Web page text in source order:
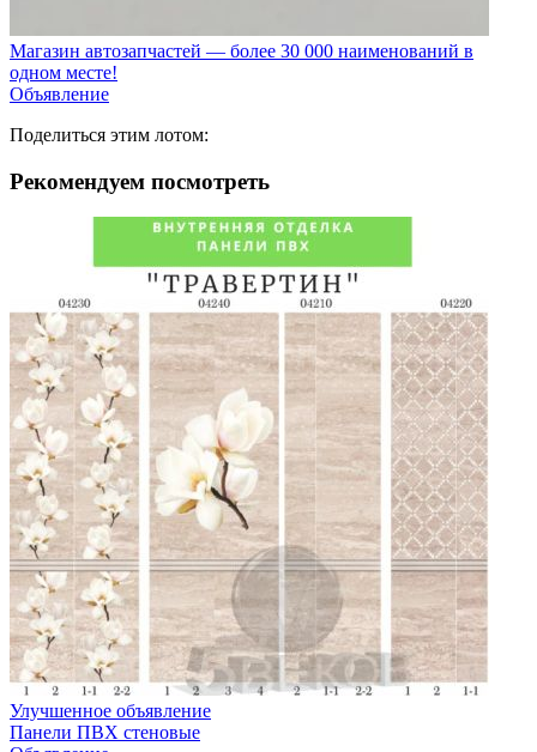
Магазин автозапчастей — более 30 000 наименований в
одном месте!
Объявление
Поделиться этим лотом:
Рекомендуем посмотреть
Улучшенное объявление
Панели ПВХ стеновые